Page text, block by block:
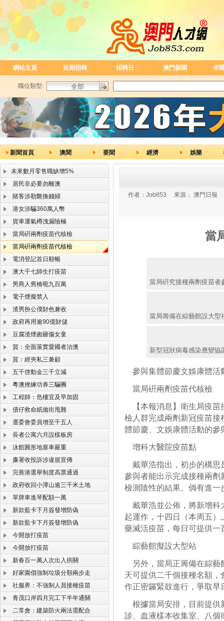
網站主頁 近期招聘 招聘日 澳門新聞 求
職位類型:
新聞首頁 澳聞 要聞 經濟 娛樂
未來數月零售職缺增5%
居民非必要勿離澳
賭客涉勒斃換錢婦
港女涉騙360萬人幣
貨車運氣樽洩漏險極
當局硏兩劑疫苗代核檢
當局硏兩劑疫苗代核檢
電消登記首日順暢
澳大千七師生打疫苗
男商人舊橋呃九百萬
電子煙擬禁入
渣男扮公僕財色兼收
政府再用逾90億財儲
豆腐渣煙囪砸傷女童
賀：全面落實愛國者治澳
賀：經夾私三兼顧
五千啓動金三千立減
粵澳挫練功券三騙團
工程師：危樓宜及早加固
債仔救命紙拋街甩難
選委會委員增至千五人
長者公寓六月設樣板房
泳館圓形地塞車嚴重
廉署收投訴涉違規宣傳
完善港選舉制度高票通過
政府收回小潭山逾三千米土地
單牌車進琴配額一萬
新款藍卡下月簽發增防偽
新款藍卡下月簽發增防偽
今開放打疫苗
今開放打疫苗
新春百一萬人次出入拱關
好家園倡強制垃圾分類兩步走
社服界：不強制人員接種疫苗
青茂口岸四月完工下半年通關
二常會：建築防火兩法需配合
作者： Job853 來源： 澳門日報
當
當局硏究接種兩劑疫苗者
當局籌備在綜藝館設大型
新型冠狀病毒感染應變
參與集體節慶文娛康體活
當局硏兩劑疫苗代核檢
【本報消息】衛生局疫苗
檢人群完成兩劑新冠疫苗
體節慶、文娛康體活動的
增科大醫院疫苗點
戴華浩指出，初步的構思
參與者能出示完成接種兩
檢測陰性的結果。倘有進一
戴華浩並公佈，將新增科
起運作，十四日（本周五
藥滅活疫苗，每日可提供
綜藝館擬設大型站
另外，當局正籌備在綜藝
天可提供二千個接種名額
作正密鑼緊鼓進行，爭取早
根據當局安排，目前提供
診、血液樣本收集室、八